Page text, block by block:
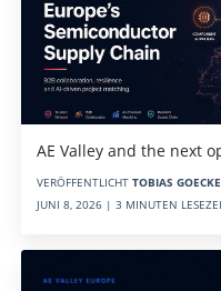
AE Valley and the next
VERÖFFENTLICHT TOBIAS
JUNI 8, 2026 | 3 MINUTEN